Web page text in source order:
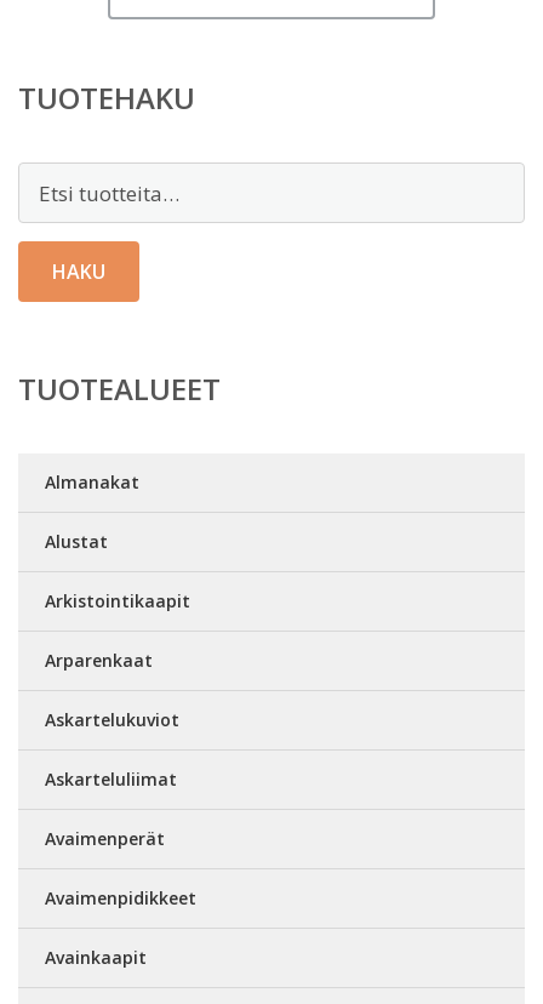
TUOTEHAKU
HAKU
TUOTEALUEET
Almanakat
Alustat
Arkistointikaapit
Arparenkaat
Askartelukuviot
Askarteluliimat
Avaimenperät
Avaimenpidikkeet
Avainkaapit